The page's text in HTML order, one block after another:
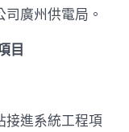
廣州供電局。
目
接進系統工程項